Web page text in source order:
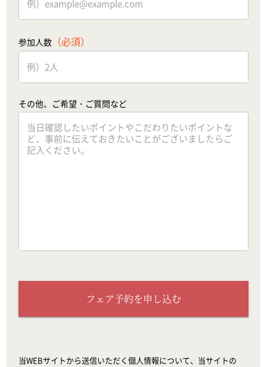
参加人数 （必須）
その他、ご希望・ご質問など
フェア予約を申し込む
当WEBサイトから送信いただく個人情報について、当サイトの